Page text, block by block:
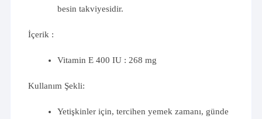
besin takviyesidir.
İçerik :
Vitamin E 400 IU : 268 mg
Kullanım Şekli:
Yetişkinler için, tercihen yemek zamanı, günde